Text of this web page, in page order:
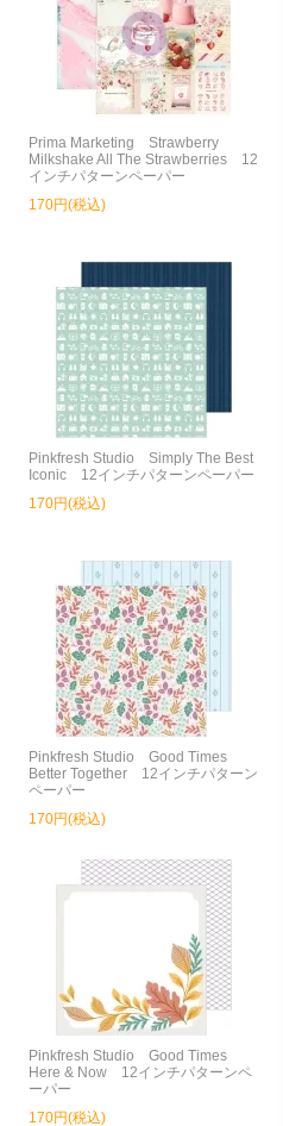
Prima Marketing Strawberry
Milkshake All The Strawberries 12
インチパターンペーパー
170円(税込)
Pinkfresh Studio Simply The Best
Iconic 12インチパターンペーパー
170円(税込)
Pinkfresh Studio Good Times
Better Together 12インチパターン
ペーパー
170円(税込)
Pinkfresh Studio Good Times
Here & Now 12インチパターンペ
ーパー
170円(税込)